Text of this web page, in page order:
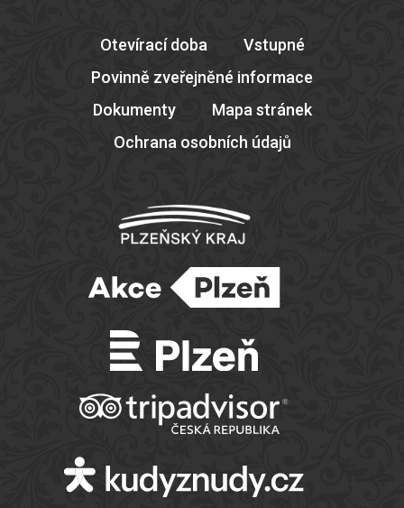
Otevírací doba
Vstupné
Povinně zveřejněné informace
Dokumenty
Mapa stránek
Ochrana osobních údajů